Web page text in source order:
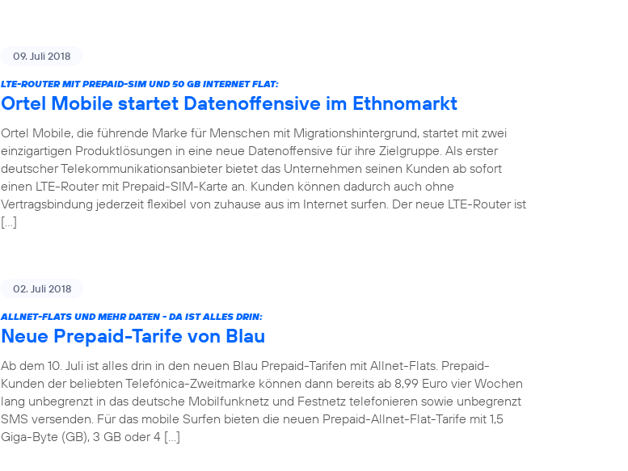
09. Juli 2018
LTE-ROUTER MIT PREPAID-SIM UND 50 GB INTERNET FLAT:
Ortel Mobile startet Datenoffensive im Ethnomarkt
Ortel Mobile, die führende Marke für Menschen mit Migrationshintergrund, startet mit zwei
einzigartigen Produktlösungen in eine neue Datenoffensive für ihre Zielgruppe. Als erster
deutscher Telekommunikationsanbieter bietet das Unternehmen seinen Kunden ab sofort
einen LTE-Router mit Prepaid-SIM-Karte an. Kunden können dadurch auch ohne
Vertragsbindung jederzeit flexibel von zuhause aus im Internet surfen. Der neue LTE-Router ist
[…]
02. Juli 2018
ALLNET-FLATS UND MEHR DATEN - DA IST ALLES DRIN:
Neue Prepaid-Tarife von Blau
Ab dem 10. Juli ist alles drin in den neuen Blau Prepaid-Tarifen mit Allnet-Flats. Prepaid-
Kunden der beliebten Telefónica-Zweitmarke können dann bereits ab 8,99 Euro vier Wochen
lang unbegrenzt in das deutsche Mobilfunknetz und Festnetz telefonieren sowie unbegrenzt
SMS versenden. Für das mobile Surfen bieten die neuen Prepaid-Allnet-Flat-Tarife mit 1,5
Giga-Byte (GB), 3 GB oder 4 […]